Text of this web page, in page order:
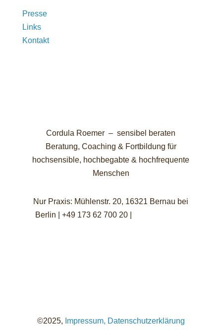
Presse
Links
Kontakt
Cordula Roemer – sensibel beraten
Beratung, Coaching & Fortbildung für
hochsensible, hochbegabte & hochfrequente
Menschen
Nur Praxis: Mühlenstr. 20, 16321 Bernau bei
Berlin | +49 173 62 700 20 |
©2025, Impressum, Datenschutzerklärung